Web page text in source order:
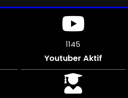
1265
Youtuber Aktif